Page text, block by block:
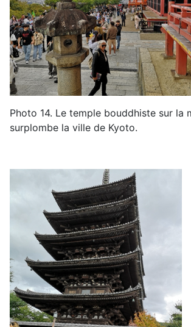
Photo 14. Le temple bouddhiste sur la
surplombe la ville de Kyoto.